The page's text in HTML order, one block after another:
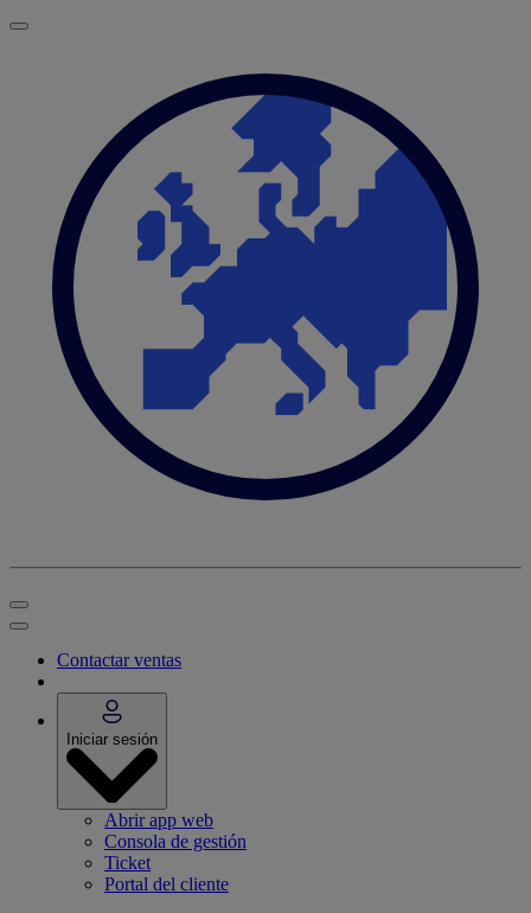
Contactar ventas
Iniciar sesión
Abrir app web
Consola de gestión
Ticket
Portal del cliente